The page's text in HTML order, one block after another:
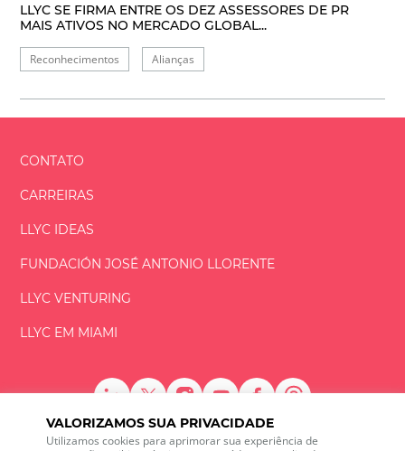
VALORIZAMOS SUA PRIVACIDADE
Utilizamos cookies para aprimorar sua experiência de
LLYC SE FIRMA ENTRE OS DEZ ASSESSORES DE PR
MAIS ATIVOS NO MERCADO GLOBAL...
Reconhecimentos Alianças
CONTATO
CARREIRAS
LLYC IDEAS
FUNDACIÓNJOSÉ ANTONIO LLORENTE
LLYC VENTURING
LLYC EM MIAMI
LLYC © 2026 Todos os direitos reservados